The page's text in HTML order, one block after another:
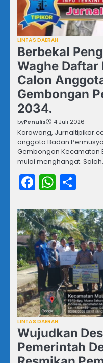
LINTAS DAERAH
Berbekal
Waghe Daftar
Calon
Gembongan
2034.
byPenulis 4 Juli 2026
Karawang,
anggota Badan
Gembongan Kecamatan
mulai menghangat.
Facebook
LINTAS DAERAH
Wujudkan
Pemerintah